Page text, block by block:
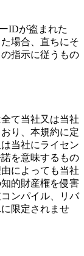
IDが盗まれた
場合、直ちにそ
指示に従うもの
て当社又は当社
り、本規約に定
当社にライセン
を意味するもの
によっても当社
的財産権を侵害
ンパイル、リバ
限定されませ